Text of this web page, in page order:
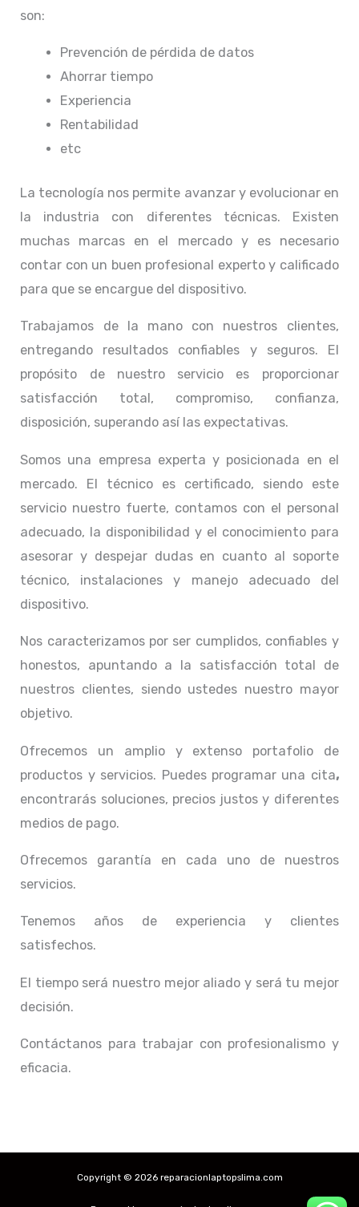
son:
Prevención de pérdida de datos
Ahorrar tiempo
Experiencia
Rentabilidad
etc
La tecnología nos permite avanzar y evolucionar en
la industria con diferentes técnicas. Existen
muchas marcas en el mercado y es necesario
contar con un buen profesional experto y calificado
para que se encargue del dispositivo.
Trabajamos de la mano con nuestros clientes,
entregando resultados confiables y seguros. El
propósito de nuestro servicio es proporcionar
satisfacción total, compromiso, confianza,
disposición, superando así las expectativas.
Somos una empresa experta y posicionada en el
mercado. El técnico es certificado, siendo este
servicio nuestro fuerte, contamos con el personal
adecuado, la disponibilidad y el conocimiento para
asesorar y despejar dudas en cuanto al soporte
técnico, instalaciones y manejo adecuado del
dispositivo.
Nos caracterizamos por ser cumplidos, confiables y
honestos, apuntando a la satisfacción total de
nuestros clientes, siendo ustedes nuestro mayor
objetivo.
Ofrecemos un amplio y extenso portafolio de
productos y servicios. Puedes programar una cita,
encontrarás soluciones, precios justos y diferentes
medios de pago.
Ofrecemos garantía en cada uno de nuestros
servicios.
Tenemos años de experiencia y clientes
satisfechos.
El tiempo será nuestro mejor aliado y será tu mejor
decisión.
Contáctanos para trabajar con profesionalismo y
eficacia.
Copyright © 2026 reparacionlaptopslima.com